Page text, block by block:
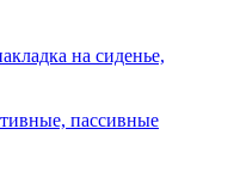
на сиденье,
пассивные